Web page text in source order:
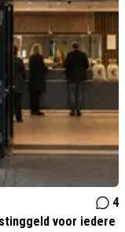
4
voor iedere